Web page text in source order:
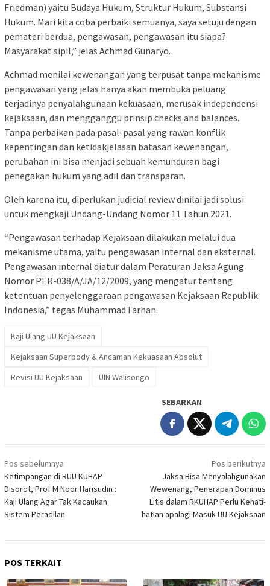
Friedman) yaitu Budaya Hukum, Struktur Hukum, Substansi
Hukum. Mari kita coba perbaiki semuanya, saya setuju dengan
pemateri berdua, pengawasan, pengawasan itu siapa?
Masyarakat sipil,” jelas Achmad Gunaryo.
Achmad menilai kewenangan yang terpusat tanpa mekanisme
pengawasan yang jelas hanya akan membuka peluang
terjadinya penyalahgunaan kekuasaan, merusak independensi
kejaksaan, dan mengganggu prinsip checks and balances.
Tanpa perbaikan pada pasal-pasal yang rawan konflik
kepentingan dan ketidakjelasan batasan kewenangan,
perubahan ini bisa menjadi sebuah kemunduran bagi
penegakan hukum yang adil dan transparan.
Oleh karena itu, diperlukan judicial review dinilai jadi solusi
untuk mengkaji Undang-Undang Nomor 11 Tahun 2021.
“Pengawasan terhadap Kejaksaan dilakukan melalui dua
mekanisme utama, yaitu pengawasan internal dan eksternal.
Pengawasan internal diatur dalam Peraturan Jaksa Agung
Nomor PER-038/A/JA/12/2009, yang mengatur tentang
ketentuan penyelenggaraan pengawasan Kejaksaan Republik
Indonesia,” tegas Muhammad Farhan.
Kaji Ulang UU Kejaksaan
Kejaksaan Superbody & Ancaman Kekuasaan Absolut
Revisi UU Kejaksaan
UIN Walisongo
SEBARKAN
Navigasi
pos
Pos sebelumnya
Ketimpangan di RUU KUHAP
Disorot, Prof M Noor Harisudin :
Kaji Ulang Agar Tak Kacaukan
Sistem Peradilan
Pos berikutnya
Jaksa Bisa Menyalahgunakan
Wewenang, Penerapan Dominus
Litis dalam RKUHAP Perlu Kehati-
hatian apalagi Masuk UU Kejaksaan
POS TERKAIT